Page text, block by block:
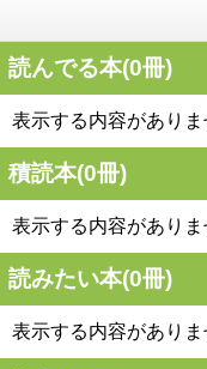
読んでる本(0冊)
表示する内容がありま
積読本(0冊)
表示する内容がありま
読みたい本(0冊)
表示する内容がありま